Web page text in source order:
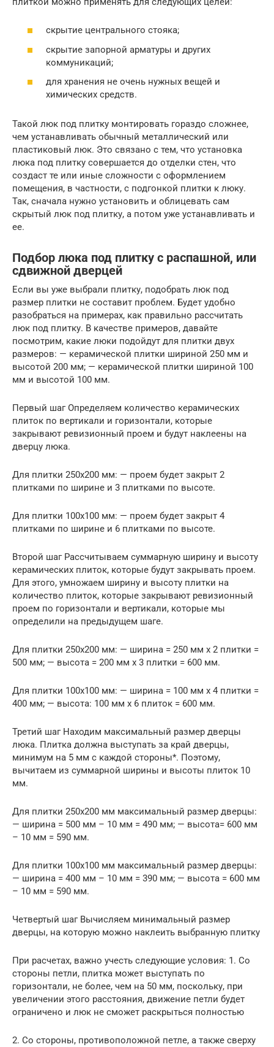
скрытие центрального стояка;
скрытие запорной арматуры и других
коммуникаций;
для хранения не очень нужных вещей и
химических средств.
Такой люк под плитку монтировать гораздо сложнее,
чем устанавливать обычный металлический или
пластиковый люк. Это связано с тем, что установка
люка под плитку совершается до отделки стен, что
создаст те или иные сложности с оформлением
помещения, в частности, с подгонкой плитки к люку.
Так, сначала нужно установить и облицевать сам
скрытый люк под плитку, а потом уже устанавливать и
ее.
Подбор люка под плитку с распашной, или
сдвижной дверцей
Если вы уже выбрали плитку, подобрать люк под
размер плитки не составит проблем. Будет удобно
разобраться на примерах, как правильно рассчитать
люк под плитку. В качестве примеров, давайте
посмотрим, какие люки подойдут для плитки двух
размеров: — керамической плитки шириной 250 мм и
высотой 200 мм; — керамической плитки шириной 100
мм и высотой 100 мм.
Первый шаг Определяем количество керамических
плиток по вертикали и горизонтали, которые
закрывают ревизионный проем и будут наклеены на
дверцу люка.
Для плитки 250х200 мм: — проем будет закрыт 2
плитками по ширине и 3 плитками по высоте.
Для плитки 100х100 мм: — проем будет закрыт 4
плитками по ширине и 6 плитками по высоте.
Второй шаг Рассчитываем суммарную ширину и высоту
керамических плиток, которые будут закрывать проем.
Для этого, умножаем ширину и высоту плитки на
количество плиток, которые закрывают ревизионный
проем по горизонтали и вертикали, которые мы
определили на предыдущем шаге.
Для плитки 250х200 мм: — ширина = 250 мм х 2 плитки =
500 мм; — высота = 200 мм х 3 плитки = 600 мм.
Для плитки 100х100 мм: — ширина = 100 мм х 4 плитки =
400 мм; — высота: 100 мм х 6 плиток = 600 мм.
Третий шаг Находим максимальный размер дверцы
люка. Плитка должна выступать за край дверцы,
минимум на 5 мм с каждой стороны*. Поэтому,
вычитаем из суммарной ширины и высоты плиток 10
мм.
Для плитки 250х200 мм максимальный размер дверцы:
— ширина = 500 мм – 10 мм = 490 мм; — высота= 600 мм
– 10 мм = 590 мм.
Для плитки 100х100 мм максимальный размер дверцы:
— ширина = 400 мм – 10 мм = 390 мм; — высота = 600 мм
– 10 мм = 590 мм.
Четвертый шаг Вычисляем минимальный размер
дверцы, на которую можно наклеить выбранную плитку
При расчетах, важно учесть следующие условия: 1. Со
стороны петли, плитка может выступать по
горизонтали, не более, чем на 50 мм, поскольку, при
увеличении этого расстояния, движение петли будет
ограничено и люк не сможет раскрыться полностью
2. Со стороны, противоположной петле, а также сверху